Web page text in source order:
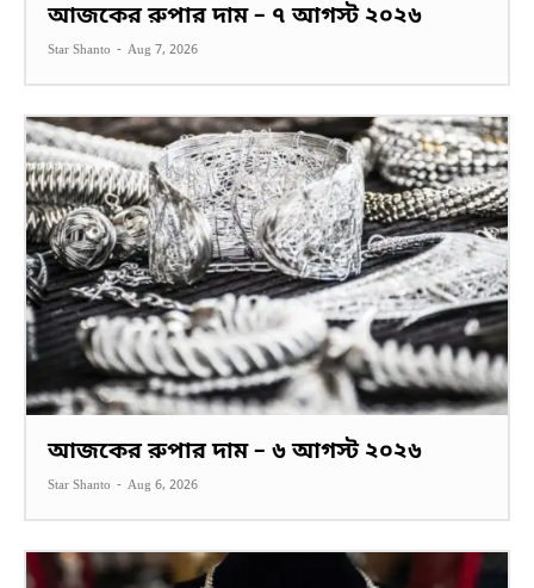
আজকের রুপার দাম – ৭ আগস্ট ২০২৬
Star Shanto - Aug 7, 2026
আজকের রুপার দাম – ৬ আগস্ট ২০২৬
Star Shanto - Aug 6, 2026